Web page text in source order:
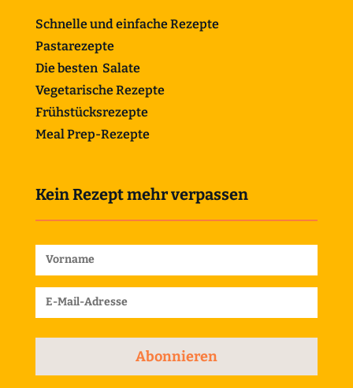
Schnelle und einfache Rezepte
Pastarezepte
Die besten Salate
Vegetarische Rezepte
Frühstücksrezepte
Meal Prep-Rezepte
Kein Rezept mehr verpassen
Abonnieren